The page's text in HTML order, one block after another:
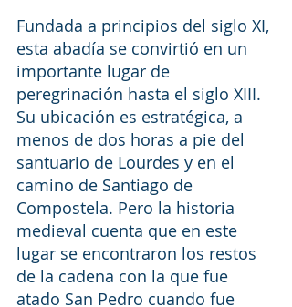
Fundada a principios del siglo XI,
esta abadía se convirtió en un
importante lugar de
peregrinación hasta el siglo XIII.
Su ubicación es estratégica, a
menos de dos horas a pie del
santuario de Lourdes y en el
camino de Santiago de
Compostela. Pero la historia
medieval cuenta que en este
lugar se encontraron los restos
de la cadena con la que fue
atado San Pedro cuando fue